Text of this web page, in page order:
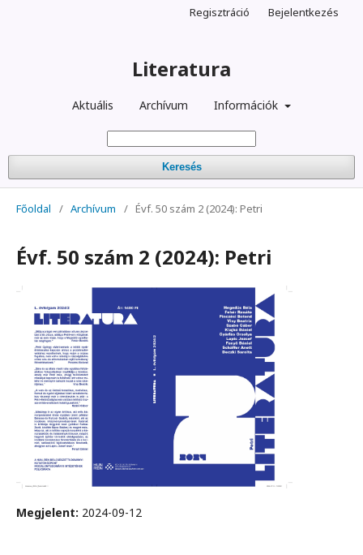
Literatura
Aktuális Archívum Információk
Keresés
Regisztráció Bejelentkezés
Főoldal / Archívum / Évf. 50 szám 2 (2024): Petri
Évf. 50 szám 2 (2024): Petri
Megjelent: 2024-09-12